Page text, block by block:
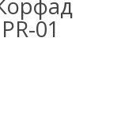
01